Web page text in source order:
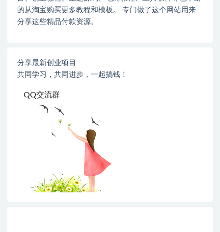
的从淘宝购买更多教程和模板。 专门做了这个网站用来
分享这些精品付款资源。
分享最新创业项目
共同学习，共同进步，一起搞钱！
QQ交流群